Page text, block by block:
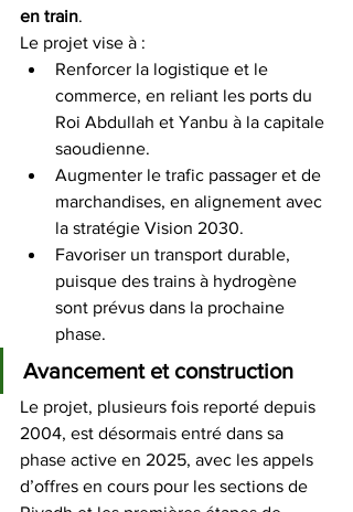
en train.
Le projet vise à :
Renforcer la logistique et le
commerce, en reliant les ports du
Roi Abdullah et Yanbu à la capitale
saoudienne.
Augmenter le trafic passager et de
marchandises, en alignement avec
la stratégie Vision 2030.
Favoriser un transport durable,
puisque des trains à hydrogène
sont prévus dans la prochaine
phase.
Avancement et construction
Le projet, plusieurs fois reporté depuis
2004, est désormais entré dans sa
phase active en 2025, avec les appels
d’offres en cours pour les sections de